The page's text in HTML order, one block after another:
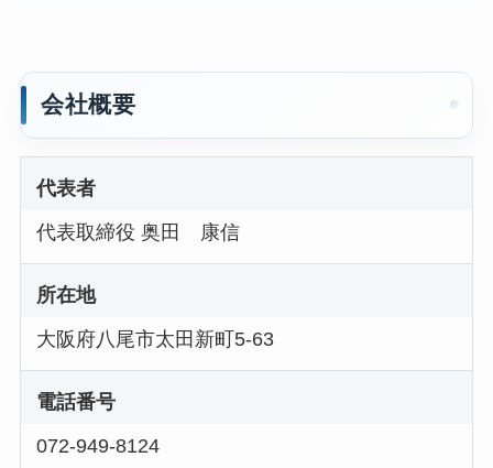
会社概要
代表者
代表取締役 奥田 康信
所在地
大阪府八尾市太田新町5-63
電話番号
072-949-8124